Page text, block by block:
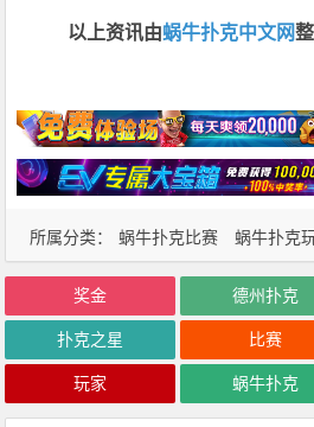
所属分类： 蜗牛扑克比赛 蜗牛扑克
以上资讯由蜗牛扑克中文网
奖金 德州扑克
扑克之星 比赛
玩家 蜗牛扑克